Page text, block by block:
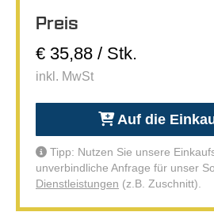
Preis
€ 35,88 / Stk.
inkl. MwSt
Auf die
Tipp: Nutzen Sie unsere
unverbindliche Anfrage für unser
Dienstleistungen (z.B. Zuschnitt).